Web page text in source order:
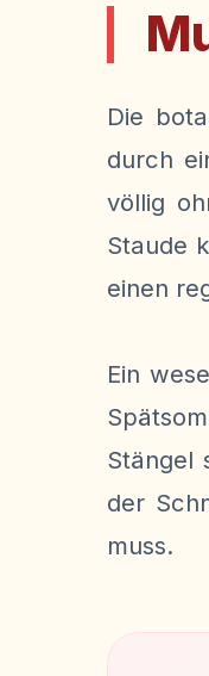
Die
durch
völlig
Staude
einen
Ein
Stängel
der
muss.